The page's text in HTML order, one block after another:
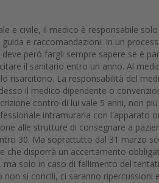
e civile, il medico è responsabile
e raccomandazioni. In un
però fargli sempre sapere se è
il sanitario entro un anno. Al
risarcitorio. La responsabilità del
il medico dipendente o
contro di lui vale 5 anni, non
intramuraria con l'apparato
alle strutture di consegnare a
30. Ma soprattutto dal 31 marzo
che disporrà un accertamento
solo in caso di fallimento del
si concili, ci saranno ripercussioni